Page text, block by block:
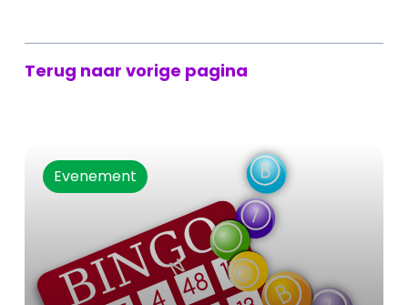
Terug naar vorige pagina
Evenement